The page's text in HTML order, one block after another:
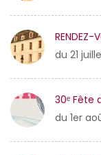
RENDEZ-
du 21
30ᵉ Fête
du 1er